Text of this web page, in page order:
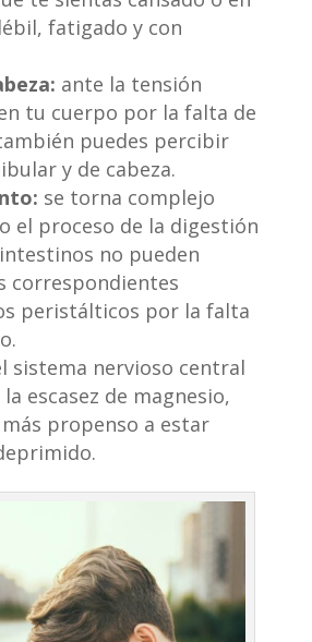
fatigado y con
ante la tensión
tu cuerpo por la falta de
puedes percibir
y de cabeza.
se torna complejo
el proceso de la digestión
no pueden
correspondientes
peristálticos por la falta
sistema nervioso central
escasez de magnesio,
propenso a estar